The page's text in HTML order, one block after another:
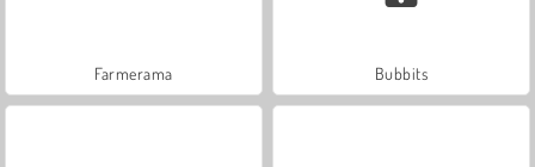
Farmerama Bubbits